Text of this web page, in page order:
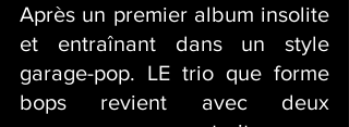
Après un premier album insolite
et entraînant dans un style
garage-pop. LE trio que forme
bops revient avec deux